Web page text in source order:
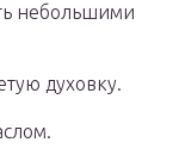
небольшими
духовку.